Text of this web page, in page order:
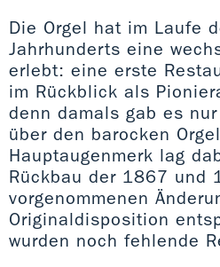
Die Orgel hat im Laufe
Jahrhunderts eine
erlebt: eine erste
im Rückblick als
denn damals gab es nur
über den barocken
Hauptaugenmerk lag
Rückbau der 1867 und
vorgenommenen
Originaldisposition
wurden noch fehlende